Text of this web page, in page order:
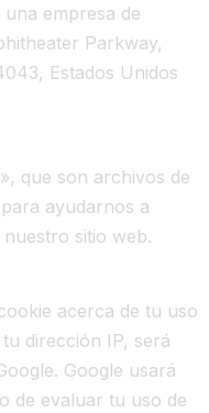
empresa de
Parkway,
Estados Unidos
que son archivos de
ayudarnos a
sitio web.
acerca de tu uso
dirección IP, será
Google usará
de evaluar tu uso de